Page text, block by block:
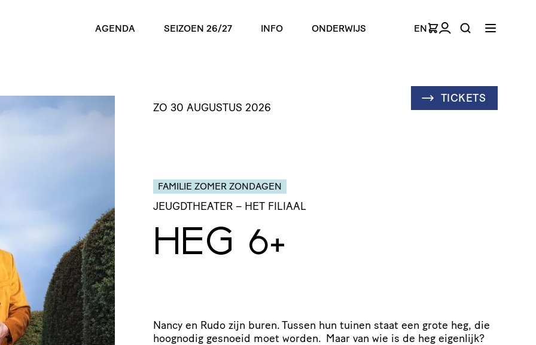
AGENDA SEIZOEN 26/27 INFO ONDERWIJS EN
TICKETS
ZO 30 AUGUSTUS 2026
FAMILIE ZOMER ZONDAGEN
JEUGDTHEATER – HET FILIAAL
HEG 6+
Nancy en Rudo zijn buren. Tussen hun tuinen staat een grote heg, die
hoognodig gesnoeid moet worden. Maar van wie is de heg eigenlijk?